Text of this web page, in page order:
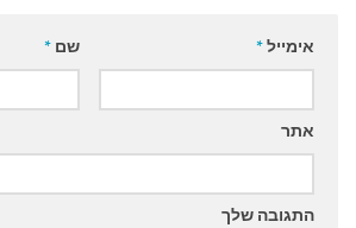
שם * אימייל*
אתר
התגובה שלך